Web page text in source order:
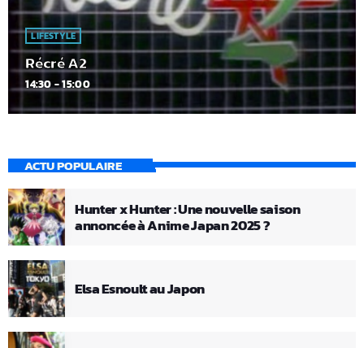
LIFESTYLE
Récré A2
14:30 - 15:00
ACTU POPULAIRE
Hunter x Hunter : Une nouvelle saison
annoncée à Anime Japan 2025 ?
Elsa Esnoult au Japon